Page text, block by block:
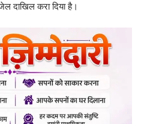
दाखिल करा दिया है।